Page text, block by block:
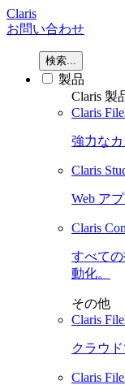
Claris
お問い合わせ
検索...
製品
Claris 製
Claris
強力なカ
Claris
Web ア
Claris
すべて
動化。
その他
Claris
クラウ
Claris